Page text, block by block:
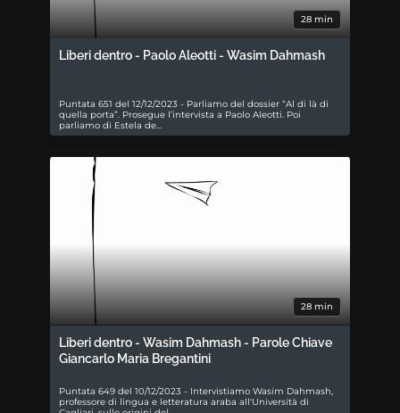
28 min
Liberi dentro - Paolo Aleotti - Wasim Dahmash
Puntata 651 del 12/12/2023 - Parliamo del dossier “Al di là di
quella porta”. Prosegue l’intervista a Paolo Aleotti. Poi
parliamo di Estela de…
28 min
Liberi dentro - Wasim Dahmash - Parole Chiave
Giancarlo Maria Bregantini
Puntata 649 del 10/12/2023 - Intervistiamo Wasim Dahmash,
professore di lingua e letteratura araba all'Università di